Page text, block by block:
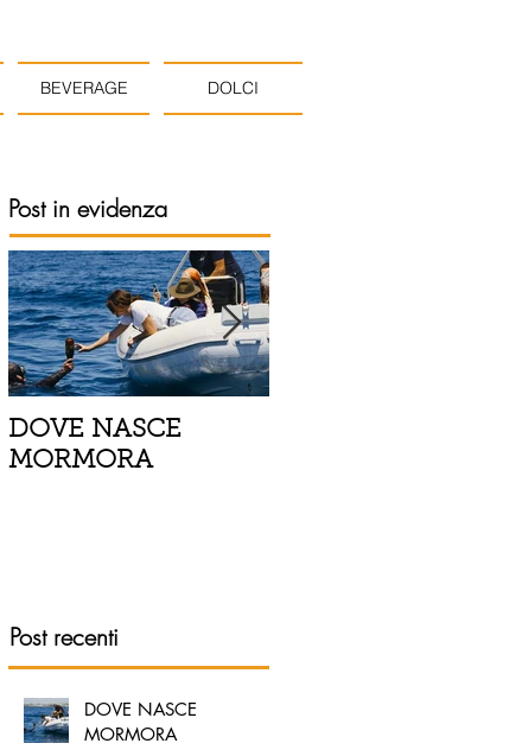
BEVERAGE DOLCI
Post in evidenza
DOVE NASCE
MORMORA
Post recenti
DOVE NASCE
MORMORA